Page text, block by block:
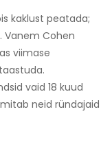
kaklust peatada;
Vanem Cohen
viimase
vaid 18 kuud
neid ründajaid